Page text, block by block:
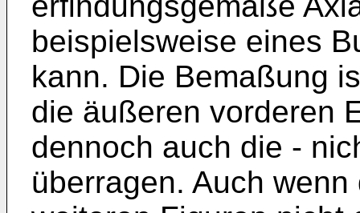
beispielsweise eines
kann. Die Bemaßung
die äußeren vorderen
dennoch auch die -
überragen. Auch